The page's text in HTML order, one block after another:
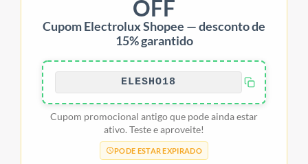
OFF
Cupom Electrolux Shopee — desconto de
15% garantido
ELESHO18
Cupom promocional antigo que pode ainda estar
ativo. Teste e aproveite!
PODE ESTAR EXPIRADO